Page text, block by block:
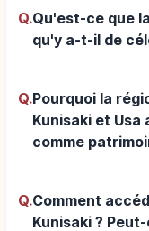
Q.Qu'est-ce que
qu'y a-t-il de
Q.Pourquoi la
Kunisaki et
comme
Q.Comment
Kunisaki ?